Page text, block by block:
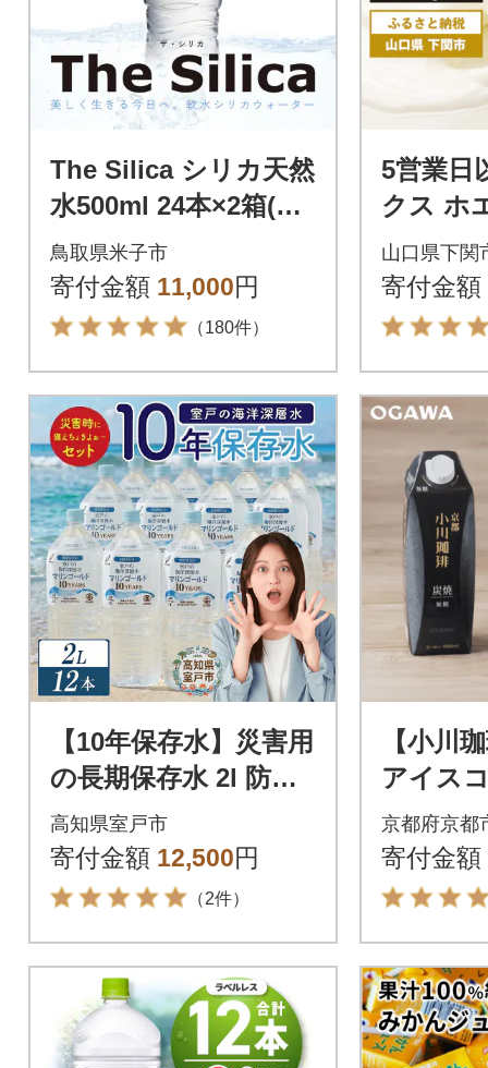
The Silica シリカ天然
水500ml 24本×2箱(計4
8本)
鳥取県米子市
寄付金額 11,000円
（180件）
5営業日
クス ホ
ン チョ
1kg
山口県下関
寄付金額
【10年保存水】災害用
の長期保存水 2l 防災
グッズに必要な災害
特化の飲料水 ペット
ボトル 備蓄品
高知県室戸市
寄付金額 12,500円
（2件）
【小川
アイス
1000ml
コーヒ
京都府京都
寄付金額